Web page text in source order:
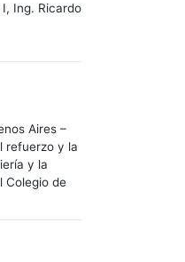
Ing. Ricardo
Aires –
refuerzo y la
y la
Colegio de